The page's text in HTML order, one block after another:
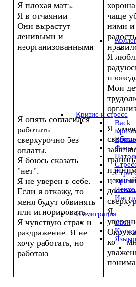
Кризис и стресс
Back
Фазы
Иммиграция
Back
Я плохая мать.
Я в отчаянии
Они вырастут
ленивыми и
неорганизованными
чаще
ними и
Я
Мои
Я опять согласился
работать
сверхурочно без
оплаты.
Я боюсь сказать
"нет".
Я не уверен в себе.
Если я откажу, то
меня будут обвинять
или игнорировать.
Я чувствую страх и
раздражение. Я не
хочу работать, но
работаю
Я
Я
ко